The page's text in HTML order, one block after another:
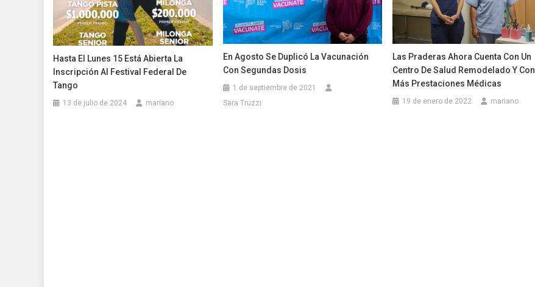
Hasta El Lunes 15 Está Abierta La
Inscripción Al Festival Federal De
Tango
13 de julio de 2024 mariano
En Agosto Se Duplicó La Vacunación
Con Segundas Dosis
1 de septiembre de 2021
Sara Truzzi
Las Praderas Ahora Cuenta Con Un
Centro De Salud Remodelado Y Con
Más Prestaciones Médicas
19 de enero de 2022 mariano